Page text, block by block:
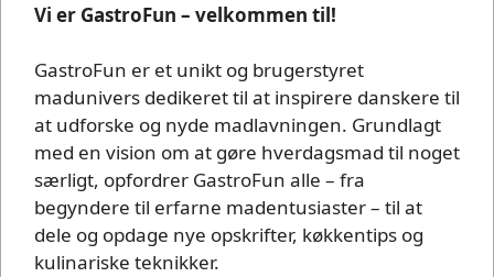
Vi er GastroFun – velkommen til!
GastroFun er et unikt og brugerstyret
madunivers dedikeret til at inspirere danskere til
at udforske og nyde madlavningen. Grundlagt
med en vision om at gøre hverdagsmad til noget
særligt, opfordrer GastroFun alle – fra
begyndere til erfarne madentusiaster – til at
dele og opdage nye opskrifter, køkkentips og
kulinariske teknikker.